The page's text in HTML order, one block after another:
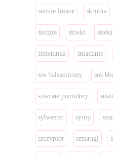
siemie lniane skrobia
śledzie śliwki słoiki
śmietanka śniadanie
sos balsamiczny sos
suszone pomidory
sylwester syrop
szczypior szparagi